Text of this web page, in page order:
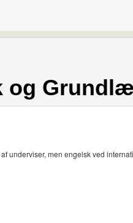
og
underviser, men engelsk ved